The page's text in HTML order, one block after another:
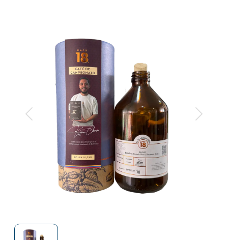
Anterior Siguiente